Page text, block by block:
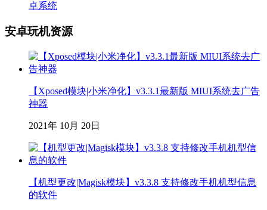
卓系统
安卓玩机资源
【Xposed模块|小米净化】v3.3.1最新版 MIUI系统去广告
神器
2021年 10月 20日
【机型更改|Magisk模块】v3.3.8 支持修改手机机型信息
的软件